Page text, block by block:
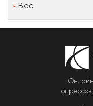
Вес
Онлайн